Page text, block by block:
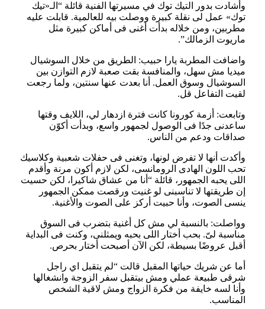
وأشادت بدور التيك توك في مسيرتها الفنية قائلة “الـ«تيك
توك» عمل لى نقلة كبيرة ووصلت بيه للعالمية. قابلت عليه
مطربين، ومن خلاله بدأت أغنى فى أماكن كبيرة مثل
ماريوت الزمالك”.
واضافت المطربة يارا حبيب: الطريق من خلال السوشيال
ميديا مش سهل، والمنافسة بقت صعبة لازم التوازن بين
السوشيال وسوق العمل. أنا بعدت عنها سنتين، ولما رجعت
لقيت التفاعل قل.
وتابعت: أزمة كورونا كانت فترة ازدهار لي، اللايف وقتها
ساعدنى جدًا فى الوصول لجمهور واسع، وبدأت أكوّن
صداقات ودعم من الناس.
وأكدت أنها لا تفرض لونها، وتغنى فى حفلات شعبية وكلاسيك
تحب اللون الهادى الرومانسى، لكن لازم أكون مرنة وأقدم
اللى يحبه الجمهور، قائلة “أنا من عشاق شاكيرا، لكن حسيت
إن طريقتها لا تناسبنى لو غنيت ورقصت ممكن الجمهور
ينسى الصوت، وأنا حبيت أركز على الصوت والأغنية.
وواصلت: بالنسبة لي مش كل أغنية بتضرب فى السوق
مناسبة لىّ. بحب أختار اللى بحبه ويمثلنى، وكنت فى البداية
أقبل عروضًا بسيطة، لكن الآن أصبحت أختار بحرص.
أما عن شريك حياتها المقبل قالت “لم يتقبل اي راجل
شرقى طبيعة عملي ومش بيتقبل سفر الزوجة وانشغالها
وأنا لسه خايفة من فكرة الزواج ومش لاقية الشخص
المناسب.